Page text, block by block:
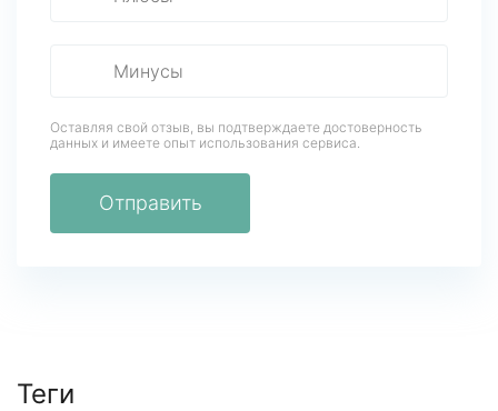
Оставляя свой отзыв, вы подтверждаете достоверность
данных и имеете опыт использования сервиса.
Отправить
Теги